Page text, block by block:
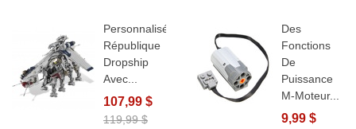
Personnalisé
République
Dropship
Avec...
107,99 $
119,99 $
Des
Fonctions
De
Puissance
M-Moteur...
9,99 $